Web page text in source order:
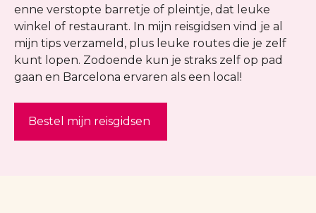
enne verstopte barretje of pleintje, dat leuke
winkel of restaurant. In mijn reisgidsen vind je al
mijn tips verzameld, plus leuke routes die je zelf
kunt lopen. Zodoende kun je straks zelf op pad
gaan en Barcelona ervaren als een local!
Bestel mijn reisgidsen